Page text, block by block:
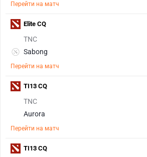
Перейти на матч
TNC
Sabong
Перейти на матч
Elite CQ
TNC
Aurora
Перейти на матч
TI13 CQ
TI13 CQ